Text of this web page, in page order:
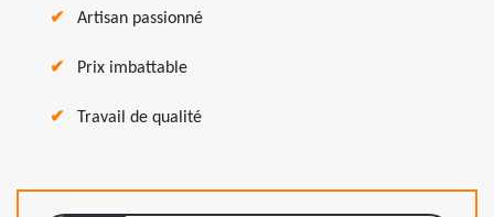
Artisan passionné
Prix imbattable
Travail de qualité